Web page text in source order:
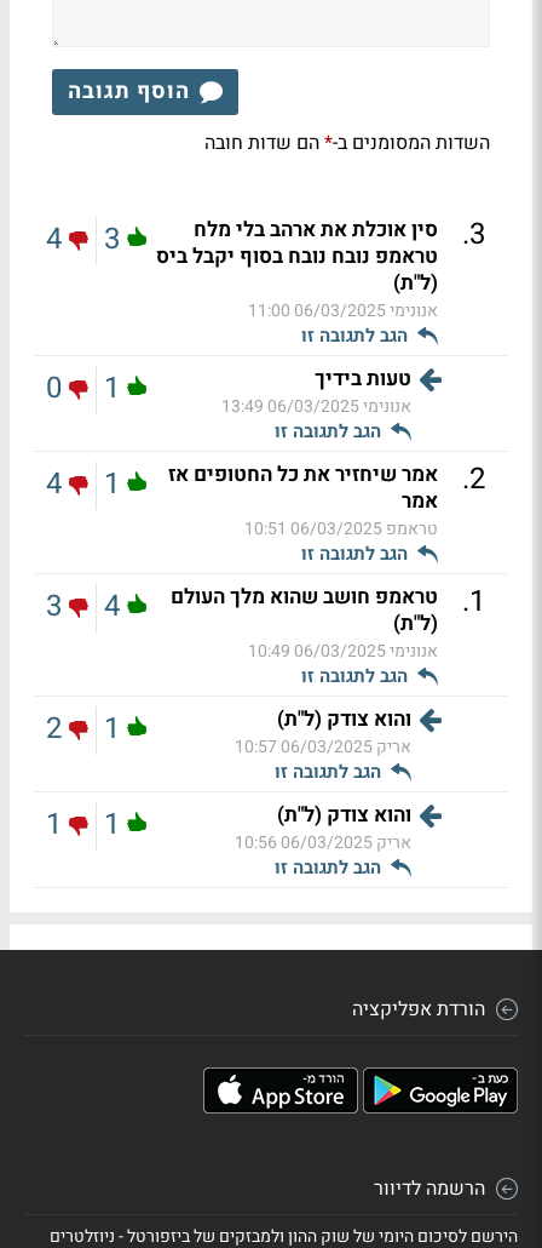
הוסף תגובה
השדות המסומנים ב-*הם שדות חובה
3
.
סין אוכלת את ארהב בלי מלח
טראמפ נובח נובח בסוף יקבל ביס
(ל"ת)
אנונימי06/03/2025 11:00
הגב לתגובה זו
3
4
טעות בידיך
אנונימי06/03/2025 13:49
הגב לתגובה זו
1
0
2
.
אמר שיחזיר את כל החטופים אז
אמר
טראמפ06/03/2025 10:51
הגב לתגובה זו
1
4
1
.
טראמפ חושב שהוא מלך העולם
(ל"ת)
אנונימי06/03/2025 10:49
הגב לתגובה זו
4
3
והוא צודק (ל"ת)
אריק06/03/2025 10:57
הגב לתגובה זו
1
2
והוא צודק (ל"ת)
אריק06/03/2025 10:56
הגב לתגובה זו
1
1
הורדת אפליקציה
הרשמה לדיוור
הירשם לסיכום היומי של שוק ההון ולמבזקים של ביזפורטל - ניוזלטרים